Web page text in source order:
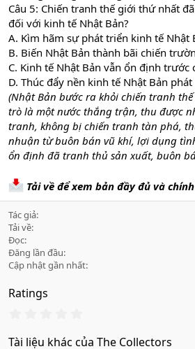
Câu 5: Chiến tranh thế giới thứ nhất
đối với kinh tế Nhật Bản?
A. Kìm hãm sự phát triển kinh tế Nhật
B. Biến Nhật Bản thành bãi chiến
C. Kinh tế Nhật Bản vẫn ổn định trước
D. Thúc đẩy nền kinh tế Nhật Bản
(Nhật Bản bước ra khỏi chiến tranh
trò là một nước thắng trận, thu được
tranh, không bị chiến tranh tàn phá,
nhuận từ buôn bán vũ khí, lợi dụng
ổn định đã tranh thủ sản xuất, buôn
Tải về để xem bản đầy đủ và
Tác giả
Tải về
Đọc
Đăng lần đầu
Cập nhật gần nhất
Ratings
0
0
Tài liệu khác của The Collectors